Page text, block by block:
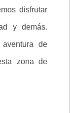
disfrutar
y demás.
de
zona de